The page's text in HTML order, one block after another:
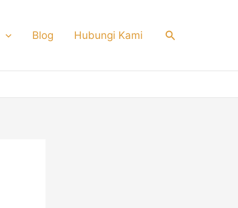
Blog Hubungi Kami Search